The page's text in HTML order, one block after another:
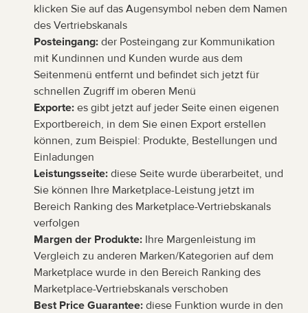
klicken Sie auf das Augensymbol neben dem Namen
des Vertriebskanals
Posteingang: der Posteingang zur Kommunikation
mit Kundinnen und Kunden wurde aus dem
Seitenmenü entfernt und befindet sich jetzt für
schnellen Zugriff im oberen Menü
Exporte: es gibt jetzt auf jeder Seite einen eigenen
Exportbereich, in dem Sie einen Export erstellen
können, zum Beispiel: Produkte, Bestellungen und
Einladungen
Leistungsseite: diese Seite wurde überarbeitet, und
Sie können Ihre Marketplace-Leistung jetzt im
Bereich Ranking des Marketplace-Vertriebskanals
verfolgen
Margen der Produkte: Ihre Margenleistung im
Vergleich zu anderen Marken/Kategorien auf dem
Marketplace wurde in den Bereich Ranking des
Marketplace-Vertriebskanals verschoben
Best Price Guarantee: diese Funktion wurde in den